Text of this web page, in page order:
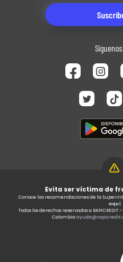
Evita ser víctima de
Conoce las recomendaciones de la
aquí
Todos los derechos reservados a RAPICREDIT -
Colombia